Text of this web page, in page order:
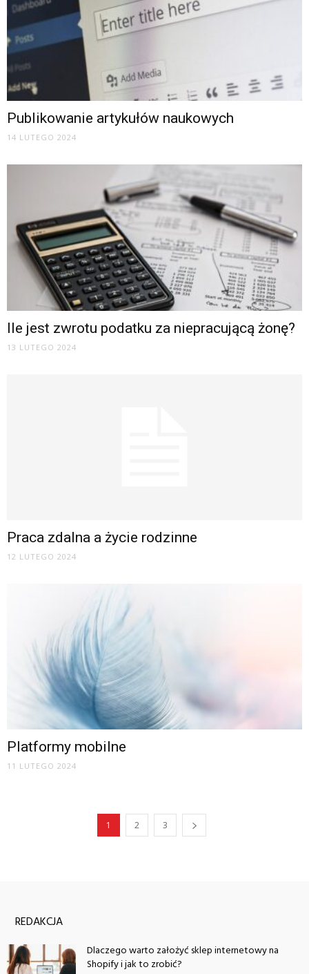
Publikowanie artykułów naukowych
14 LUTEGO 2024
Ile jest zwrotu podatku za niepracującą żonę?
13 LUTEGO 2024
Praca zdalna a życie rodzinne
12 LUTEGO 2024
Platformy mobilne
11 LUTEGO 2024
1 2 3
REDAKCJA
Dlaczego warto założyć sklep internetowy na
Shopify i jak to zrobić?